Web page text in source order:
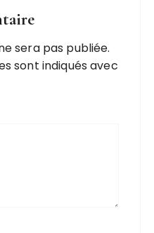
sera pas publiée.
sont indiqués avec